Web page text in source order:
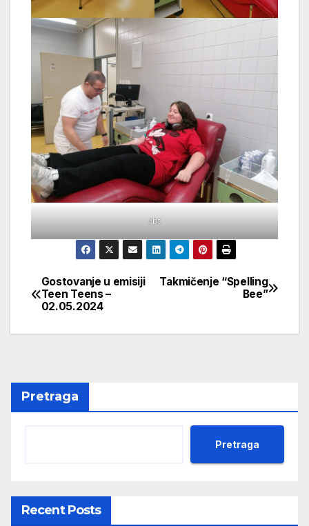
rbt
Navigacija
članaka
Takmičenje “Spelling
Bee”
Gostovanje u emisiji
Teen Teens –
02.05.2024
Pretraga
Pretraga
Recent Posts